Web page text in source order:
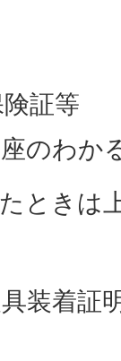
証等
のわか
ときは
装着証